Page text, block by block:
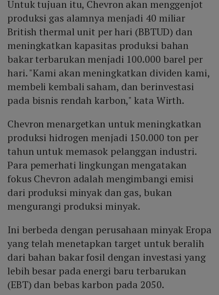
Untuk tujuan itu, Chevron akan menggenjot
produksi gas alamnya menjadi 40 miliar
British thermal unit per hari (BBTUD) dan
meningkatkan kapasitas produksi bahan
bakar terbarukan menjadi 100.000 barel per
hari. "Kami akan meningkatkan dividen kami,
membeli kembali saham, dan berinvestasi
pada bisnis rendah karbon," kata Wirth.
Chevron menargetkan untuk meningkatkan
produksi hidrogen menjadi 150.000 ton per
tahun untuk memasok pelanggan industri.
Para pemerhati lingkungan mengatakan
fokus Chevron adalah mengimbangi emisi
dari produksi minyak dan gas, bukan
mengurangi produksi minyak.
Ini berbeda dengan perusahaan minyak Eropa
yang telah menetapkan target untuk beralih
dari bahan bakar fosil dengan investasi yang
lebih besar pada energi baru terbarukan
(EBT) dan bebas karbon pada 2050.